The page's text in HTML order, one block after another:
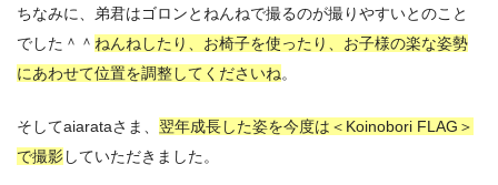
ちなみに、弟君はゴロンとねんねで撮るのが撮りやすいとのこと
でした＾＾ ねんねしたり、お椅子を使ったり、お子様の楽な姿勢
にあわせて位置を調整してくださいね。
そしてaiarataさま、 翌年成長した姿を今度は＜Koinobori FLAG＞
で撮影していただきました。